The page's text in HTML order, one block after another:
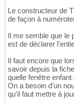
Le constructeur de
de façon à
Il me semble que le
est de déclarer
Il faut encore que
savoir depuis la
quelle fenêtre enfant
On a besoin d'un
qu'il faut mettre à